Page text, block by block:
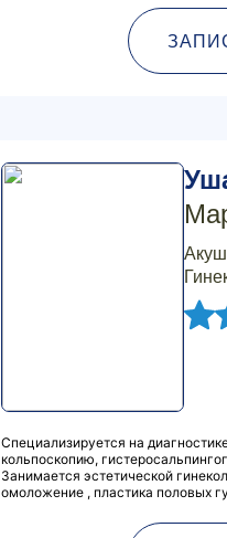
Специализируется на
кольпоскопию,
Занимается эстетической
омоложение , пластика половых